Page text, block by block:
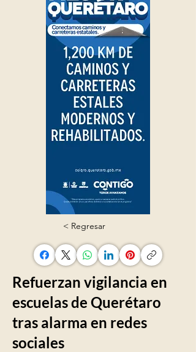
< Regresar
Refuerzan vigilancia en
escuelas de Querétaro
tras alarma en redes
sociales